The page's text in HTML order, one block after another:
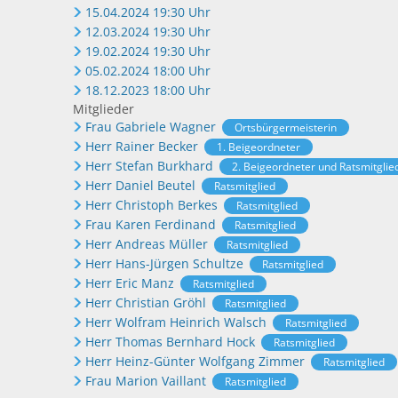
15.04.2024 19:30 Uhr
12.03.2024 19:30 Uhr
19.02.2024 19:30 Uhr
05.02.2024 18:00 Uhr
18.12.2023 18:00 Uhr
Mitglieder
Frau Gabriele Wagner
Ortsbürgermeisterin
Herr Rainer Becker 1. Beigeordneter
Herr Stefan Burkhard 2. Beigeordneter und
Herr Daniel Beutel Ratsmitglied
Herr Christoph Berkes Ratsmitglied
Frau Karen Ferdinand Ratsmitglied
Herr Andreas Müller Ratsmitglied
Herr Hans-Jürgen Schultze Ratsmitglied
Herr Eric Manz Ratsmitglied
Herr Christian Gröhl Ratsmitglied
Herr Wolfram Heinrich Walsch Ratsmitglied
Herr Thomas Bernhard Hock Ratsmitglied
Herr Heinz-Günter Wolfgang Zimmer Ratsmitglied
Frau Marion Vaillant Ratsmitglied